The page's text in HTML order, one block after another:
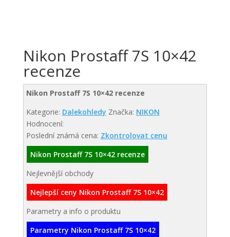
Nikon Prostaff 7S 10×42
recenze
Nikon Prostaff 7S 10×42 recenze
Kategorie: Dalekohledy Značka: NIKON
Hodnocení:
Poslední známá cena: Zkontrolovat cenu
Nikon Prostaff 7S 10×42 recenze
Nejlevnější obchody
Nejlepší ceny Nikon Prostaff 7S 10×42
Parametry a info o produktu
Parametry Nikon Prostaff 7S 10×42